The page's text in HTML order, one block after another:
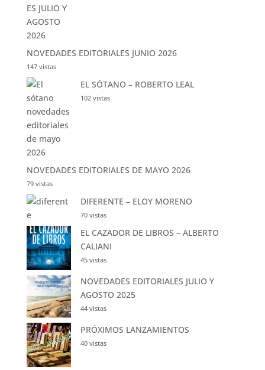
NOVEDADES EDITORIALES JUNIO 2026
147 vistas
EL SÓTANO – ROBERTO LEAL
102 vistas
NOVEDADES EDITORIALES DE MAYO 2026
79 vistas
DIFERENTE – ELOY MORENO
70 vistas
EL CAZADOR DE LIBROS – ALBERTO
CALIANI
45 vistas
NOVEDADES EDITORIALES JULIO Y
AGOSTO 2025
44 vistas
PRÓXIMOS LANZAMIENTOS
40 vistas